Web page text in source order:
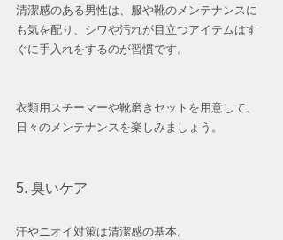
清潔感のある男性は、服や靴のメンテナンスに
も気を配り、シワや汚れが目立つアイテムはす
ぐに手入れをするのが習慣です。
衣類用スチーマーや靴磨きセットを用意して、
日々のメンテナンスを楽しみましょう。
5. 臭いケア
汗やニオイ対策は清潔感の基本。